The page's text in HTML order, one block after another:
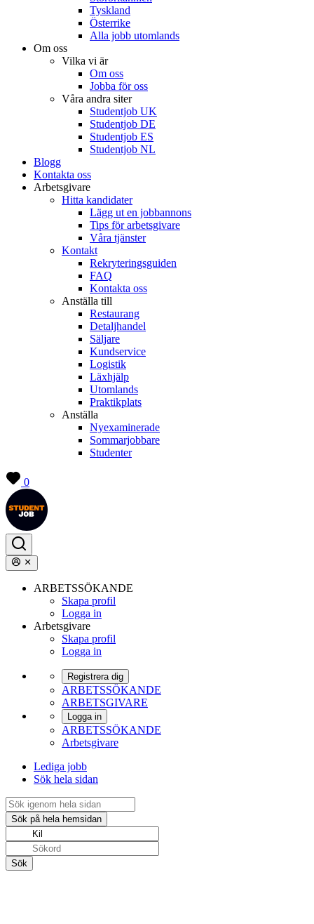
Tyskland
Österrike
Alla jobb utomlands
Om oss
Vilka vi är
Om oss
Jobba för oss
Våra andra siter
Studentjob UK
Studentjob DE
Studentjob ES
Studentjob NL
Blogg
Kontakta oss
Arbetsgivare
Hitta kandidater
Lägg ut en jobbannons
Tips för arbetsgivare
Våra tjänster
Kontakt
Rekryteringsguiden
FAQ
Kontakta oss
Anställa till
Restaurang
Detaljhandel
Säljare
Kundservice
Logistik
Läxhjälp
Utomlands
Praktikplats
Anställa
Nyexaminerade
Sommarjobbare
Studenter
0
ARBETSSÖKANDE
Skapa profil
Logga in
Arbetsgivare
Skapa profil
Logga in
Registrera dig
ARBETSSÖKANDE
ARBETSGIVARE
Logga in
ARBETSSÖKANDE
Arbetsgivare
Lediga jobb
Sök hela sidan